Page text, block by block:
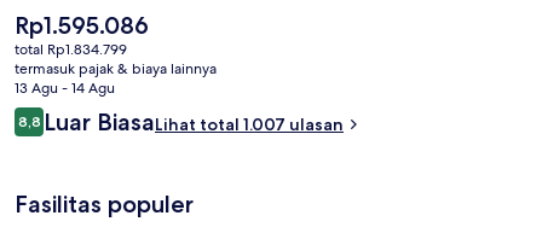
umum: U-Bahn Schlesisches Tor berjarak 10 menit dan Helsingforser
Platz Halte Trem berjarak 13 menit.
Harga
saat
ini
Rp1.595.086
Rp1.595.086
total Rp1.834.799
termasuk pajak & biaya lainnya
13 Agu - 14 Agu
Ulasan
8,88,8 dari 10
Luar BiasaLihat total 1.007 ulasan
Fasilitas populer